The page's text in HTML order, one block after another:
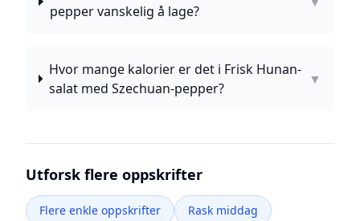
pepper vanskelig å lage?
Hvor mange kalorier er det i Frisk Hunan-
salat med Szechuan-pepper?
▼
Utforsk flere oppskrifter
Flere enkle oppskrifter
Rask middag